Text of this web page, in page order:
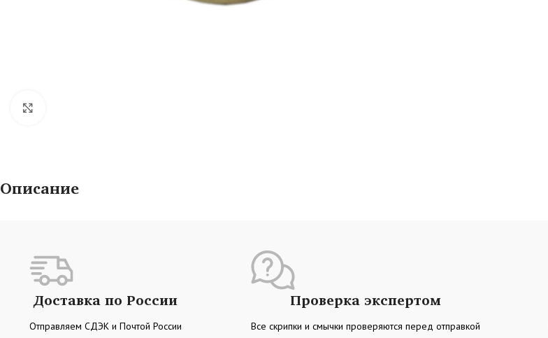
Описание
Доставка по России
Отправляем СДЭК и Почтой России
Проверка экспертом
Все скрипки и смычки проверяются перед отправкой